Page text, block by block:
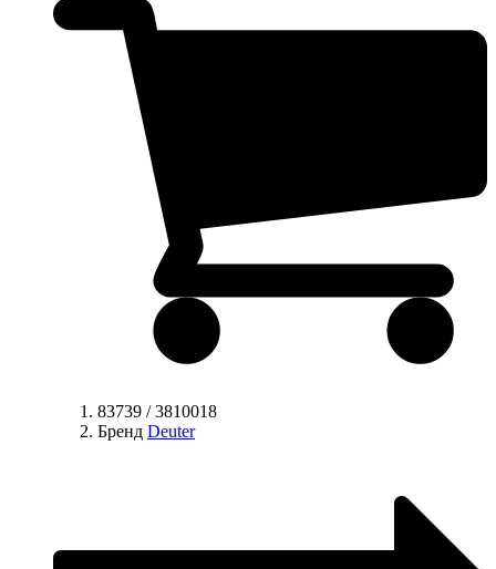
83739 / 3810018
Бренд Deuter